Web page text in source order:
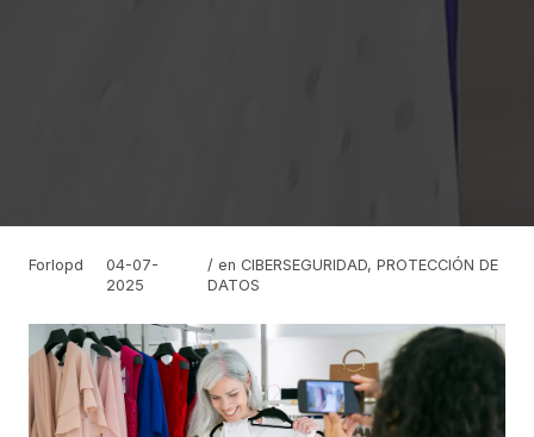
Forlopd
04-07-
2025
/ en CIBERSEGURIDAD, PROTECCIÓN DE
DATOS